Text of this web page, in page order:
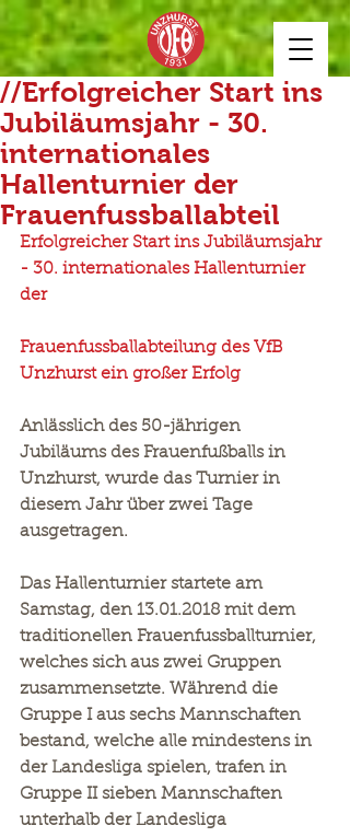
//Erfolgreicher Start ins
Jubiläumsjahr - 30.
internationales
Hallenturnier der
Frauenfussballabteil
Erfolgreicher Start ins Jubiläumsjahr
- 30. internationales Hallenturnier
der
Frauenfussballabteilung des VfB
Unzhurst ein großer Erfolg
Anlässlich des 50-jährigen
Jubiläums des Frauenfußballs in
Unzhurst, wurde das Turnier in
diesem Jahr über zwei Tage
ausgetragen.
Das Hallenturnier startete am
Samstag, den 13.01.2018 mit dem
traditionellen Frauenfussballturnier,
welches sich aus zwei Gruppen
zusammensetzte. Während die
Gruppe I aus sechs Mannschaften
bestand, welche alle mindestens in
der Landesliga spielen, trafen in
Gruppe II sieben Mannschaften
unterhalb der Landesliga